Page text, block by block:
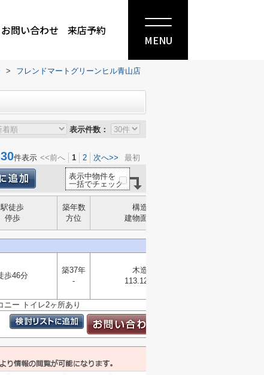
お問い合わせ 来店予約
MENU
>
フレンドマートグリーンヒル青山店
表示件数：
件表示 <<前へ 1 2 次へ>> 最初
表示中物件を
一括でチェック
駅徒歩
停歩
築年数
方位
構造
建物面積
歩46分
築37年
-
木造
113.12㎡
ー トイレ2ヶ所あり